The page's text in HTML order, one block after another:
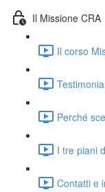
Il Missione CRA
Il corso
Perché
I tre piani
Contatti e